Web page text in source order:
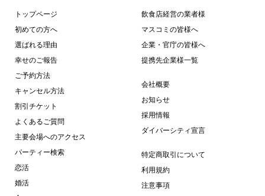
トップページ
初めての方へ
選ばれる理由
幸せのご報告
ご予約方法
キャンセル方法
割引チケット
よくあるご質問
主要会場へのアクセス
パーティー検索
恋活
婚活
飲食店経営の業者様
マスコミの皆様へ
企業・官庁の皆様へ
提携先企業様一覧
会社概要
お知らせ
採用情報
ダイバーシティ宣言
特定商取引について
利用規約
注意事項